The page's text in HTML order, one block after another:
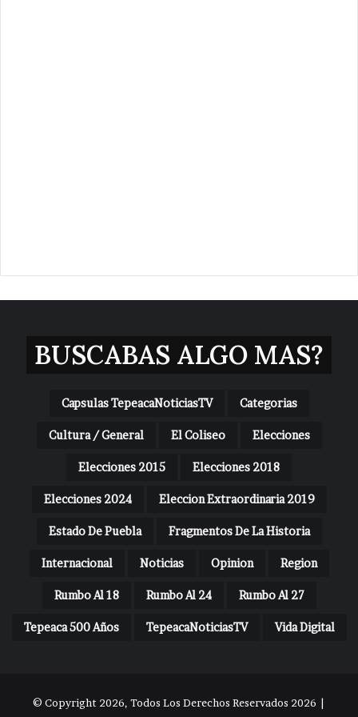
BUSCABAS ALGO MAS?
Capsulas TepeacaNoticiasTV Categorias
Cultura / General El Coliseo Elecciones
Elecciones 2015 Elecciones 2018
Elecciones 2024 Eleccion Extraordinaria 2019
Estado De Puebla Fragmentos De La Historia
Internacional Noticias Opinion Region
Rumbo Al 18 Rumbo Al 24 Rumbo Al 27
Tepeaca 500 Años TepeacaNoticiasTV Vida Digital
© Copyright 2026, Todos Los Derechos Reservados 2026 |